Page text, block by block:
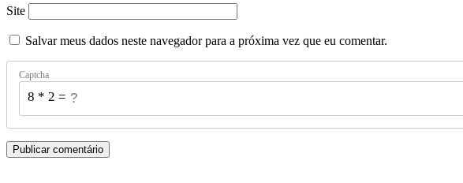
Site
Salvar meus dados neste navegador para a próxima vez que eu comentar.
Captcha
8 * 2 = ?